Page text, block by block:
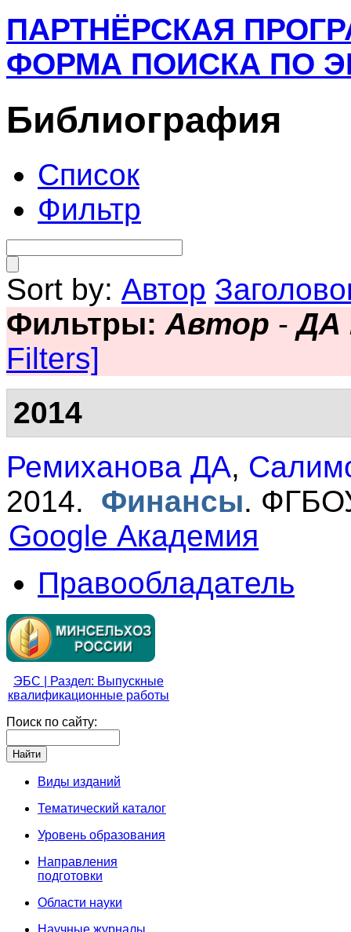
ПАРТНЁРСКАЯ
ФОРМА ПОИСКА ПО
Библиография
Список
Фильтр
Sort by: Автор
Фильтры: Автор -ДА
Filters]
2014
Ремиханова ДА,
2014. Финансы.
Google Академия
Правообладатель
ЭБС | Раздел: Выпускные
квалификационные работы
Поиск по сайту:
Виды изданий
Тематический каталог
Уровень образования
Направления
подготовки
Области науки